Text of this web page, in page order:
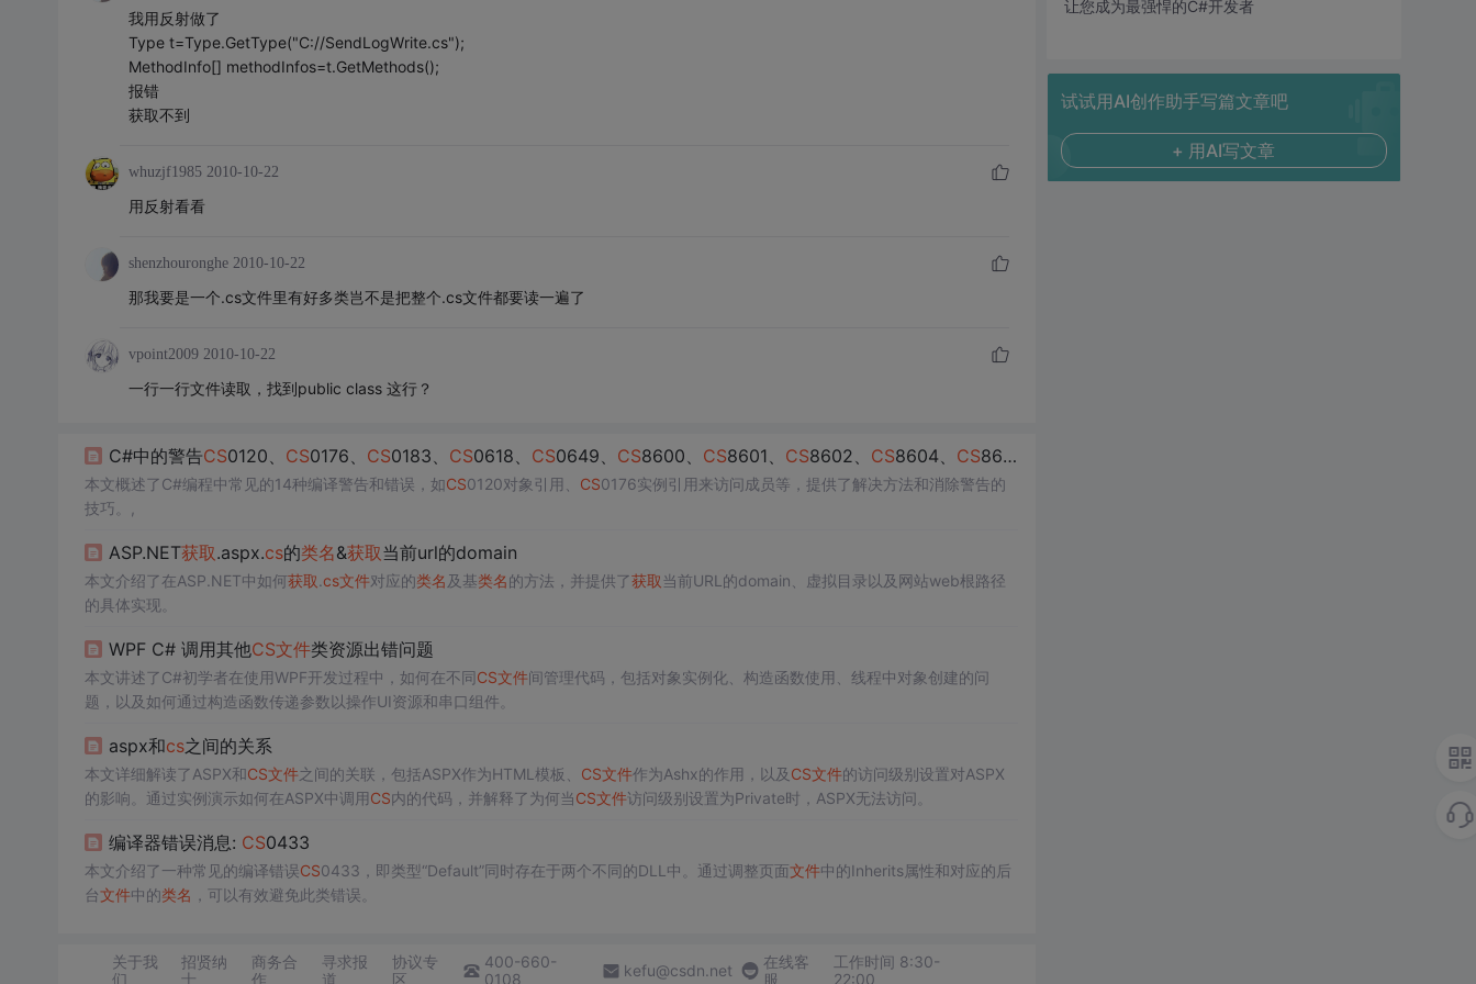
我用反射做了
Type t=Type.GetType("C://SendLogWrite.cs");
MethodInfo[] methodInfos=t.GetMethods();
报错
获取不到
whuzjf1985 2010-10-22
用反射看看
shenzhouronghe 2010-10-22
那我要是一个.cs文件里有好多类岂不是把整个.cs文件都要读一遍了
vpoint2009 2010-10-22
一行一行文件读取，找到public class 这行？
C#中的警告CS0120、 CS0176、 CS0183、 CS0618、 CS0649、 CS8600、 CS8601、 CS8602、 CS8604、 CS8625、
本文概述了C#编程中常见的14种编译警告和错误，如CS0120对象引用、 CS0176实例引用来访问成员等，提供了解决方法和消除警告的
技巧。,
ASP.NET获取.aspx.cs的类名&获取当前url的domain
本文介绍了在ASP.NET中如何获取 cs文件对应的类名 及基类名的方法，并提供了获取当前URL的domain、虚拟目录以及网站web根路径
的具体实现。
WPF C# 调用其他CS文件类资源出错问题
本文讲述了C#初学者在使用WPF开发过程中，如何在不同CS文件间管理代码，包括对象实例化、构造函数使用、线程中对象创建的问
题，以及如何通过构造函数传递参数以操作UI资源和串口组件。
aspx和cs之间的关系
本文详细解读了ASPX和CS文件之间的关联，包括ASPX作为HTML模板、 CS文件作为Ashx的作用，以及 CS文件的访问级别设置对ASPX
的影响。通过实例演示如何在ASPX中调用CS内的代码，并解释了为何当CS文件访问级别设置为Private时，ASPX无法访问。
编译器错误消息: CS0433
本文介绍了一种常见的编译错误CS0433，即类型“Default”同时存在于两个不同的DLL中。通过调整页面文件中的Inherits属性和对应的后
台文件中的类名 ，可以有效避免此类错误。
关于我
们
招贤纳
士
商务合
作
寻求报
道
协议专
区
400-660-
0108
kefu@csdn.net
在线客
服
工作时间 8:30-
22:00
让您成为最强悍的C#开发者
试试用AI创作助手写篇文章吧
+ 用AI写文章